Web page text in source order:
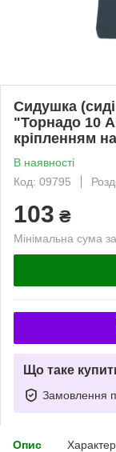
Сидушка
"Торнадо 10
кріпленням
В наявності
Код: 09795
103 ₴
Мінімальна сума
Що таке
Замовлення
Опис